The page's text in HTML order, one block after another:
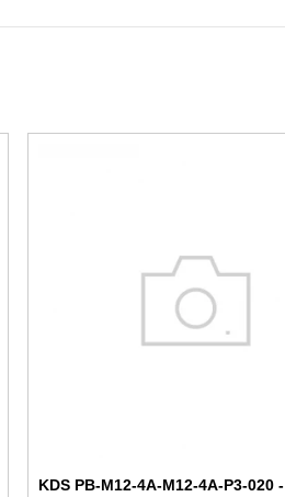
KDS PB-M12-4A-M12-4A-P3-020 -